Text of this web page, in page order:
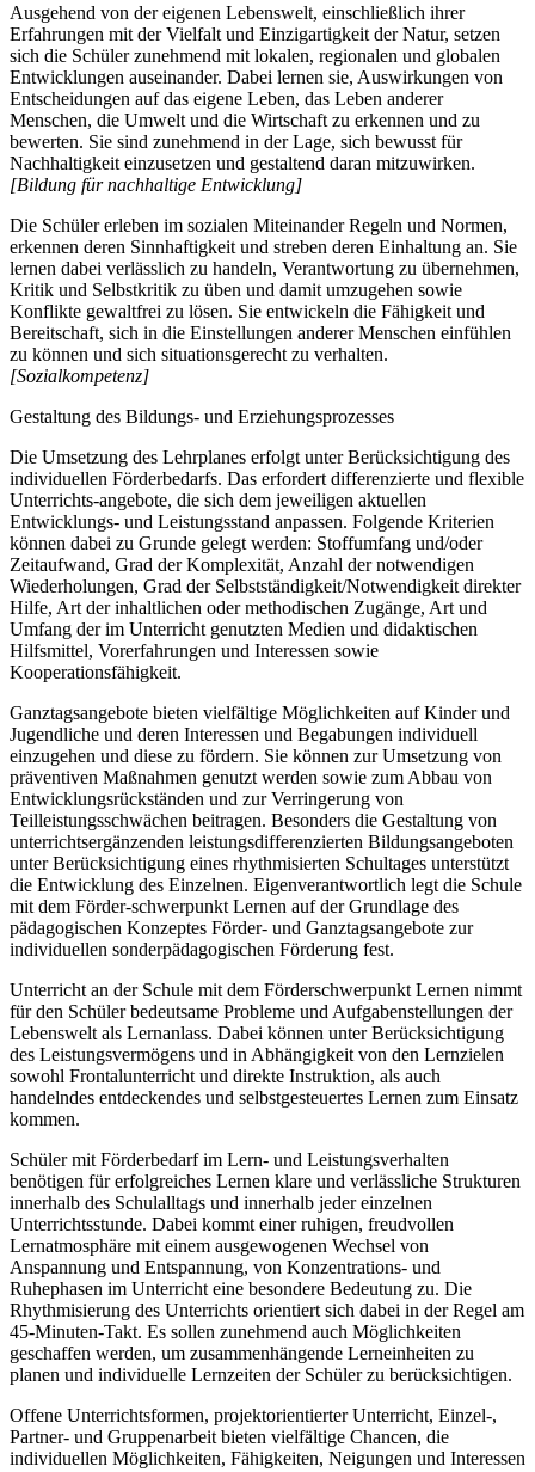
Ausgehend von der eigenen Lebenswelt, einschließlich ihrer
Erfahrungen mit der Vielfalt und Einzigartigkeit der Natur, setzen
sich die Schüler zunehmend mit lokalen, regionalen und globalen
Entwicklungen auseinander. Dabei lernen sie, Auswirkungen von
Entscheidungen auf das eigene Leben, das Leben anderer
Menschen, die Umwelt und die Wirtschaft zu erkennen und zu
bewerten. Sie sind zunehmend in der Lage, sich bewusst für
Nachhaltigkeit einzusetzen und gestaltend daran mitzuwirken.
[Bildung für nachhaltige Entwicklung]
Die Schüler erleben im sozialen Miteinander Regeln und Normen,
erkennen deren Sinnhaftigkeit und streben deren Einhaltung an. Sie
lernen dabei verlässlich zu handeln, Verantwortung zu übernehmen,
Kritik und Selbstkritik zu üben und damit umzugehen sowie
Konflikte gewaltfrei zu lösen. Sie entwickeln die Fähigkeit und
Bereitschaft, sich in die Einstellungen anderer Menschen einfühlen
zu können und sich situationsgerecht zu verhalten.
[Sozialkompetenz]
Gestaltung des Bildungs- und Erziehungsprozesses
Die Umsetzung des Lehrplanes erfolgt unter Berücksichtigung des
individuellen Förderbedarfs. Das erfordert differenzierte und flexible
Unterrichts-angebote, die sich dem jeweiligen aktuellen
Entwicklungs- und Leistungsstand anpassen. Folgende Kriterien
können dabei zu Grunde gelegt werden: Stoffumfang und/oder
Zeitaufwand, Grad der Komplexität, Anzahl der notwendigen
Wiederholungen, Grad der Selbstständigkeit/Notwendigkeit direkter
Hilfe, Art der inhaltlichen oder methodischen Zugänge, Art und
Umfang der im Unterricht genutzten Medien und didaktischen
Hilfsmittel, Vorerfahrungen und Interessen sowie
Kooperationsfähigkeit.
Ganztagsangebote bieten vielfältige Möglichkeiten auf Kinder und
Jugendliche und deren Interessen und Begabungen individuell
einzugehen und diese zu fördern. Sie können zur Umsetzung von
präventiven Maßnahmen genutzt werden sowie zum Abbau von
Entwicklungsrückständen und zur Verringerung von
Teilleistungsschwächen beitragen. Besonders die Gestaltung von
unterrichtsergänzenden leistungsdifferenzierten Bildungsangeboten
unter Berücksichtigung eines rhythmisierten Schultages unterstützt
die Entwicklung des Einzelnen. Eigenverantwortlich legt die Schule
mit dem Förder-schwerpunkt Lernen auf der Grundlage des
pädagogischen Konzeptes Förder- und Ganztagsangebote zur
individuellen sonderpädagogischen Förderung fest.
Unterricht an der Schule mit dem Förderschwerpunkt Lernen nimmt
für den Schüler bedeutsame Probleme und Aufgabenstellungen der
Lebenswelt als Lernanlass. Dabei können unter Berücksichtigung
des Leistungsvermögens und in Abhängigkeit von den Lernzielen
sowohl Frontalunterricht und direkte Instruktion, als auch
handelndes entdeckendes und selbstgesteuertes Lernen zum Einsatz
kommen.
Schüler mit Förderbedarf im Lern- und Leistungsverhalten
benötigen für erfolgreiches Lernen klare und verlässliche Strukturen
innerhalb des Schulalltags und innerhalb jeder einzelnen
Unterrichtsstunde. Dabei kommt einer ruhigen, freudvollen
Lernatmosphäre mit einem ausgewogenen Wechsel von
Anspannung und Entspannung, von Konzentrations- und
Ruhephasen im Unterricht eine besondere Bedeutung zu. Die
Rhythmisierung des Unterrichts orientiert sich dabei in der Regel am
45-Minuten-Takt. Es sollen zunehmend auch Möglichkeiten
geschaffen werden, um zusammenhängende Lerneinheiten zu
planen und individuelle Lernzeiten der Schüler zu berücksichtigen.
Offene Unterrichtsformen, projektorientierter Unterricht, Einzel-,
Partner- und Gruppenarbeit bieten vielfältige Chancen, die
individuellen Möglichkeiten, Fähigkeiten, Neigungen und Interessen